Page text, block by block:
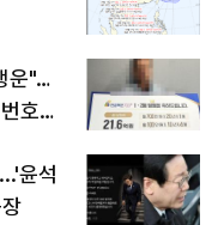
운"…
호조
윤석